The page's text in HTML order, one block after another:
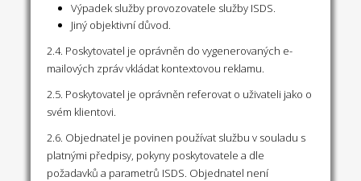
Výpadek služby provozovatele služby ISDS.
Jiný objektivní důvod.
2.4. Poskytovatel je oprávněn do vygenerovaných e-
mailových zpráv vkládat kontextovou reklamu.
2.5. Poskytovatel je oprávněn referovat o uživateli jako o
svém klientovi.
2.6. Objednatel je povinen používat službu v souladu s
platnými předpisy, pokyny poskytovatele a dle
požadavků a parametrů ISDS. Objednatel není